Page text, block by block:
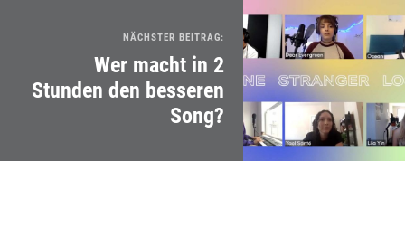
NÄCHSTER BEITRAG:
Wer macht in 2
Stunden den besseren
Song?